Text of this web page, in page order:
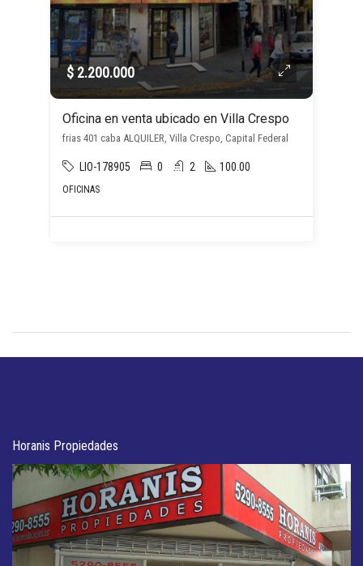
$ 2.200.000
Oficina en venta ubicado en Villa Crespo
frias 401 caba ALQUILER, Villa Crespo, Capital Federal
LIO-178905 0 2 100.00
OFICINAS
Horanis Propiedades